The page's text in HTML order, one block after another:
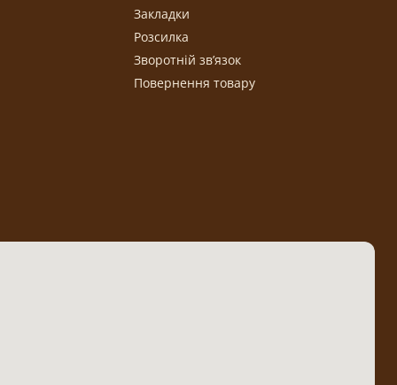
Закладки
Розсилка
Зворотній зв’язок
Повернення товару